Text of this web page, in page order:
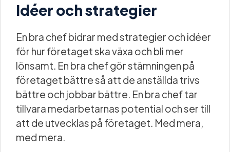
Idéer och strategier
En bra chef bidrar med strategier och idéer
för hur företaget ska växa och bli mer
lönsamt. En bra chef gör stämningen på
företaget bättre så att de anställda trivs
bättre och jobbar bättre. En bra chef tar
tillvara medarbetarnas potential och ser till
att de utvecklas på företaget. Med mera,
med mera.